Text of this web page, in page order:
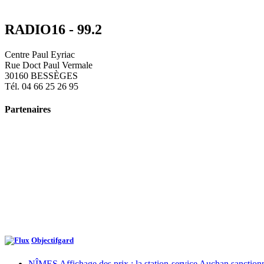
RADIO16 - 99.2
Centre Paul Eyriac
Rue Doct Paul Vermale
30160 BESSÈGES
Tél. 04 66 25 26 95
Partenaires
Objectifgard